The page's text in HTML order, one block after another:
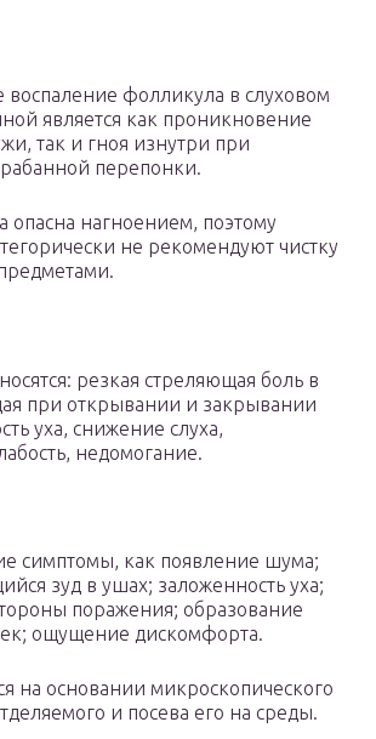
воспаление фолликула в слуховом
является как проникновение
так и гноя изнутри при
перепонки.
опасна нагноением, поэтому
не рекомендуют чистку
резкая стреляющая боль в
при открывании и закрывании
уха, снижение слуха,
недомогание.
симптомы, как появление шума;
зуд в ушах; заложенность уха;
поражения; образование
ощущение дискомфорта.
на основании микроскопического
и посева его на среды.